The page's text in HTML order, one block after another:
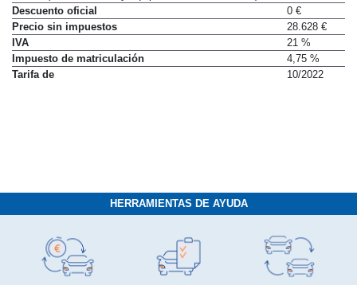
Precio(con descuento y equipamiento seleccionado)
36.000 €
Descuento oficial
0 €
Precio sin impuestos
28.628 €
IVA
21 %
Impuesto de matriculación
4,75 %
HERRAMIENTAS DE AYUDA